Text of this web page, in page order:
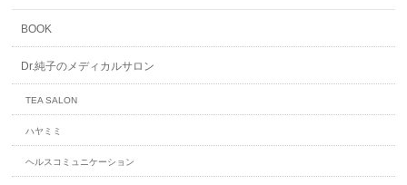
BOOK
Dr.純子のメディカルサロン
TEA SALON
ハヤミミ
ヘルスコミュニケーション